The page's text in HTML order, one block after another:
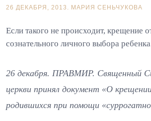
26 ДЕКАБРЯ, 2013. МАРИЯ СЕНЬЧУКОВА
Если такого не происходит, крещение
сознательного личного выбора
26 декабря. ПРАВМИР. Священный
церкви принял документ «О
родившихся при помощи